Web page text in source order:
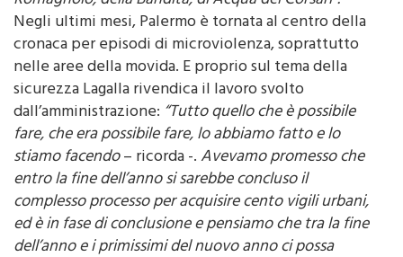
Romagnolo, della Bandita, di Acqua dei Corsari”.
Negli ultimi mesi, Palermo è tornata al centro della
cronaca per episodi di microviolenza, soprattutto
nelle aree della movida. E proprio sul tema della
sicurezza Lagalla rivendica il lavoro svolto
dall’amministrazione:“Tutto quello che è possibile
fare, che era possibile fare, lo abbiamo fatto e lo
stiamo facendo– ricorda -.Avevamo promesso che
entro la fine dell’anno si sarebbe concluso il
complesso processo per acquisire cento vigili urbani,
ed è in fase di conclusione e pensiamo che tra la fine